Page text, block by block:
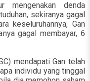
mengenakan denda
sekiranya gagal
keseluruhannya, Gan
gagal membayar, 6
mendapati Gan telah
individu yang tinggal